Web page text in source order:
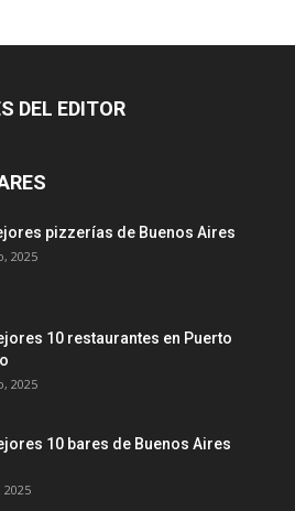
DEL EDITOR
pizzerías de Buenos Aires
2025
10 restaurantes en Puerto
2025
10 bares de Buenos Aires